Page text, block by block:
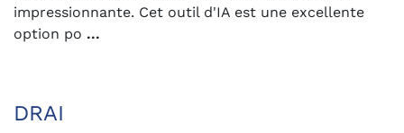
impressionnante. Cet outil d'IA est une excellente
option po ...
DRAI